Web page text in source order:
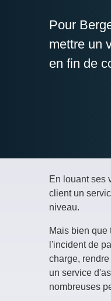
Pour
mettre un
en fin de
En louant ses
client un
niveau.
Mais bien que
l'incident de
charge,
un service
nombreuses